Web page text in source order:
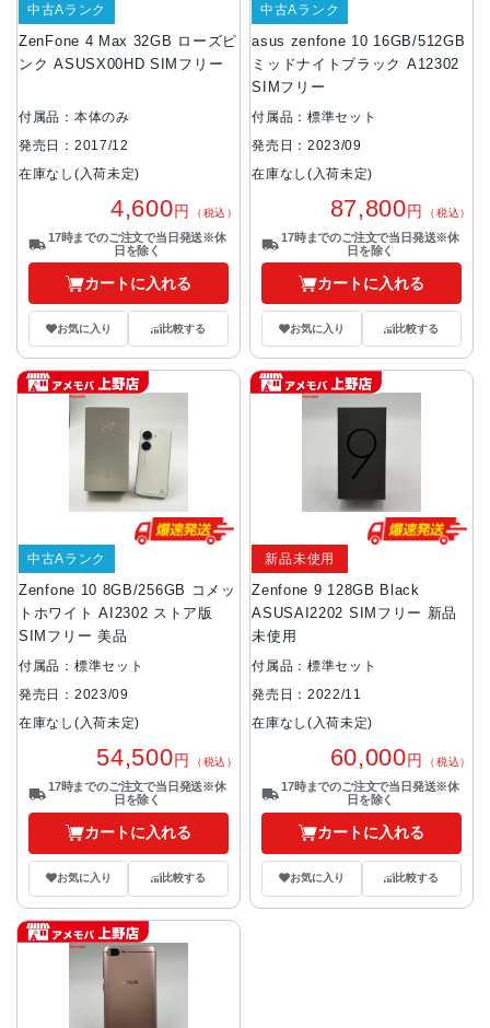
ZenFone 4 Max 32GB ローズピ
ンク ASUSX00HD SIMフリー
中古Aランク
付属品：本体のみ
発売日：2017/12
在庫なし(入荷未定)
4,600円 （税込）
17時までのご注文で当日発送※休
日を除く
カートに入れる
お気に入り 比較する
asus zenfone 10 16GB/512GB
ミッドナイトブラック A12302
SIMフリー
中古Aランク
付属品：標準セット
発売日：2023/09
在庫なし(入荷未定)
87,800円 （税込）
17時までのご注文で当日発送※休
日を除く
カートに入れる
お気に入り 比較する
Zenfone 10 8GB/256GB コメッ
トホワイト AI2302 ストア版
SIMフリー 美品
中古Aランク
付属品：標準セット
発売日：2023/09
在庫なし(入荷未定)
54,500円 （税込）
17時までのご注文で当日発送※休
日を除く
カートに入れる
お気に入り 比較する
Zenfone 9 128GB Black
ASUSAI2202 SIMフリー 新品
未使用
新品未使用
付属品：標準セット
発売日：2022/11
在庫なし(入荷未定)
60,000円 （税込）
17時までのご注文で当日発送※休
日を除く
カートに入れる
お気に入り 比較する